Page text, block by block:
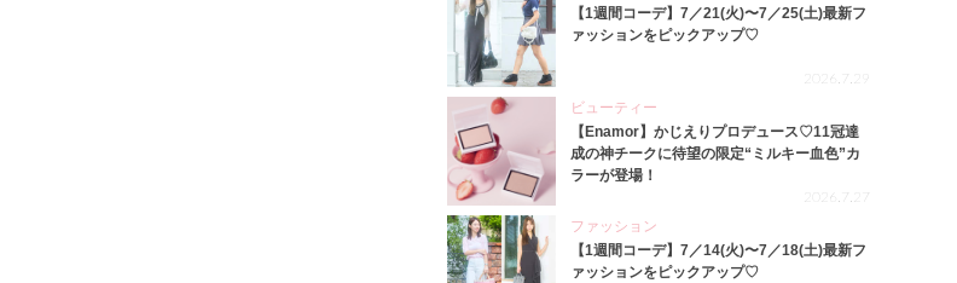
【1週間コーデ】7／21(火)〜7／25(土)最新フ
ァッションをピックアップ♡
2026.7.29
ビューティー
【Enamor】かじえりプロデュース♡11冠達
成の神チークに待望の限定“ミルキー血色”カ
ラーが登場！
2026.7.27
ファッション
【1週間コーデ】7／14(火)〜7／18(土)最新フ
ァッションをピックアップ♡